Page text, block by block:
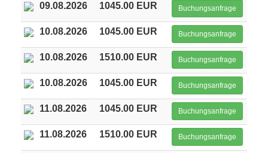
09.08.2026 1045.00 EUR Buchungsanfrage
10.08.2026 1045.00 EUR Buchungsanfrage
10.08.2026 1510.00 EUR Buchungsanfrage
10.08.2026 1045.00 EUR Buchungsanfrage
11.08.2026 1045.00 EUR Buchungsanfrage
11.08.2026 1510.00 EUR Buchungsanfrage